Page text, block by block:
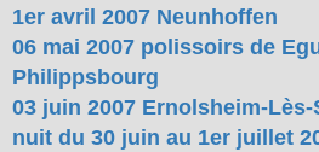
1er avril 2007 Neunhoffen
06 mai 2007 polissoirs de
Philippsbourg
03 juin 2007 Ernolsheim-Lès-
nuit du 30 juin au 1er juillet